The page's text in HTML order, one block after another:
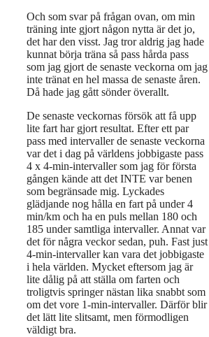
Och som svar på frågan ovan, om min
träning inte gjort någon nytta är det jo,
det har den visst. Jag tror aldrig jag hade
kunnat börja träna så pass hårda pass
som jag gjort de senaste veckorna om jag
inte tränat en hel massa de senaste åren.
Då hade jag gått sönder överallt.
De senaste veckornas försök att få upp
lite fart har gjort resultat. Efter ett par
pass med intervaller de senaste veckorna
var det i dag på världens jobbigaste pass
4 x 4-min-intervaller som jag för första
gången kände att det INTE var benen
som begränsade mig. Lyckades
glädjande nog hålla en fart på under 4
min/km och ha en puls mellan 180 och
185 under samtliga intervaller. Annat var
det för några veckor sedan, puh. Fast just
4-min-intervaller kan vara det jobbigaste
i hela världen. Mycket eftersom jag är
lite dålig på att ställa om farten och
troligtvis springer nästan lika snabbt som
om det vore 1-min-intervaller. Därför blir
det lätt lite slitsamt, men förmodligen
väldigt bra.